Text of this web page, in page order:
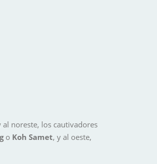
noreste, los cautivadores
o Koh Samet, y al oeste,